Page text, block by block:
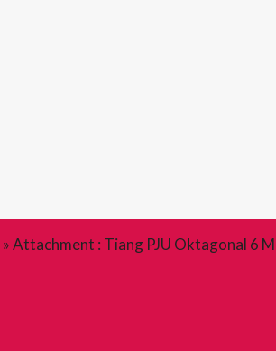
» Attachment : Tiang PJU Oktagonal 6